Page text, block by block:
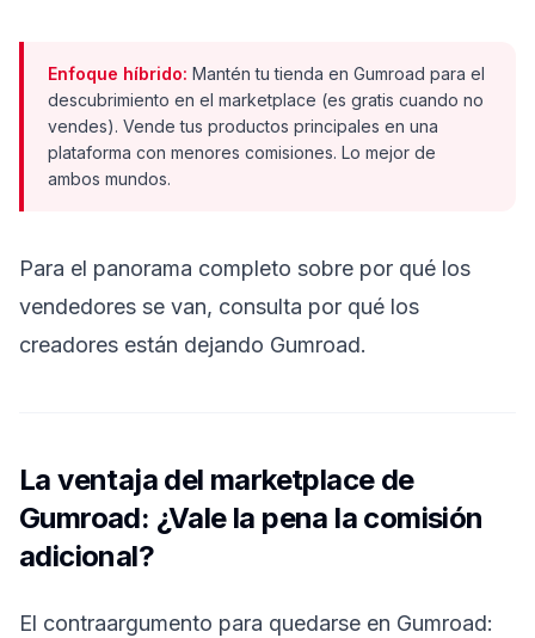
Enfoque híbrido: Mantén tu tienda en Gumroad para el
descubrimiento en el marketplace (es gratis cuando no
vendes). Vende tus productos principales en una
plataforma con menores comisiones. Lo mejor de
ambos mundos.
Para el panorama completo sobre por qué los
vendedores se van, consulta por qué los
creadores están dejando Gumroad.
La ventaja del marketplace de
Gumroad: ¿Vale la pena la comisión
adicional?
El contraargumento para quedarse en Gumroad: